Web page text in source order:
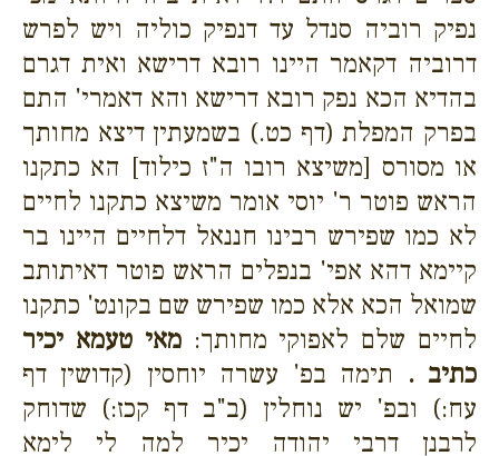
נפיק רוביה סנדל עד דנפיק כוליה ויש לפרש
דרוביה דקאמר היינו רובא דרישא ואית דגרם
בהדיא הכא נפק רובא דרישא והא דאמרי' התם
בפרק המפלת (דף כט.) בשמעתין דיצא מחותך
או מסורס [משיצא רובו ה"ז כילוד] הא כתקנו
הראש פוטר ר' יוסי אומר משיצא כתקנו לחיים
לא כמו שפירש רבינו חננאל דלחיים היינו בר
קיימא דהא אפי' בנפלים הראש פוטר דאיתותב
שמואל הכא אלא כמו שפירש שם בקונט' כתקנו
לחיים שלם לאפוקי מחותך:מאי טעמא יכיר
כתיב . תימה בפ' עשרה יוחסין (קדושין דף
עח:) ובפ' יש נוחלין (ב"ב דף קכז:) שדוחק
לרבנן דרבי יהודה יכיר למה לי לימא